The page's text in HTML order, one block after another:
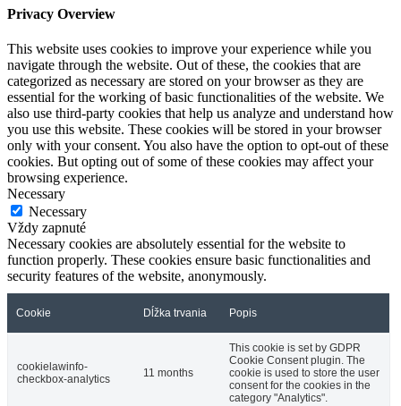
Privacy Overview
This website uses cookies to improve your experience while you
navigate through the website. Out of these, the cookies that are
categorized as necessary are stored on your browser as they are
essential for the working of basic functionalities of the website. We
also use third-party cookies that help us analyze and understand how
you use this website. These cookies will be stored in your browser
only with your consent. You also have the option to opt-out of these
cookies. But opting out of some of these cookies may affect your
browsing experience.
Necessary
Necessary
Vždy zapnuté
Necessary cookies are absolutely essential for the website to
function properly. These cookies ensure basic functionalities and
security features of the website, anonymously.
Cookie Dĺžka trvania Popis
cookielawinfo-
checkbox-analytics
11 months
This cookie is set by GDPR
Cookie Consent plugin. The
cookie is used to store the user
consent for the cookies in the
category "Analytics".